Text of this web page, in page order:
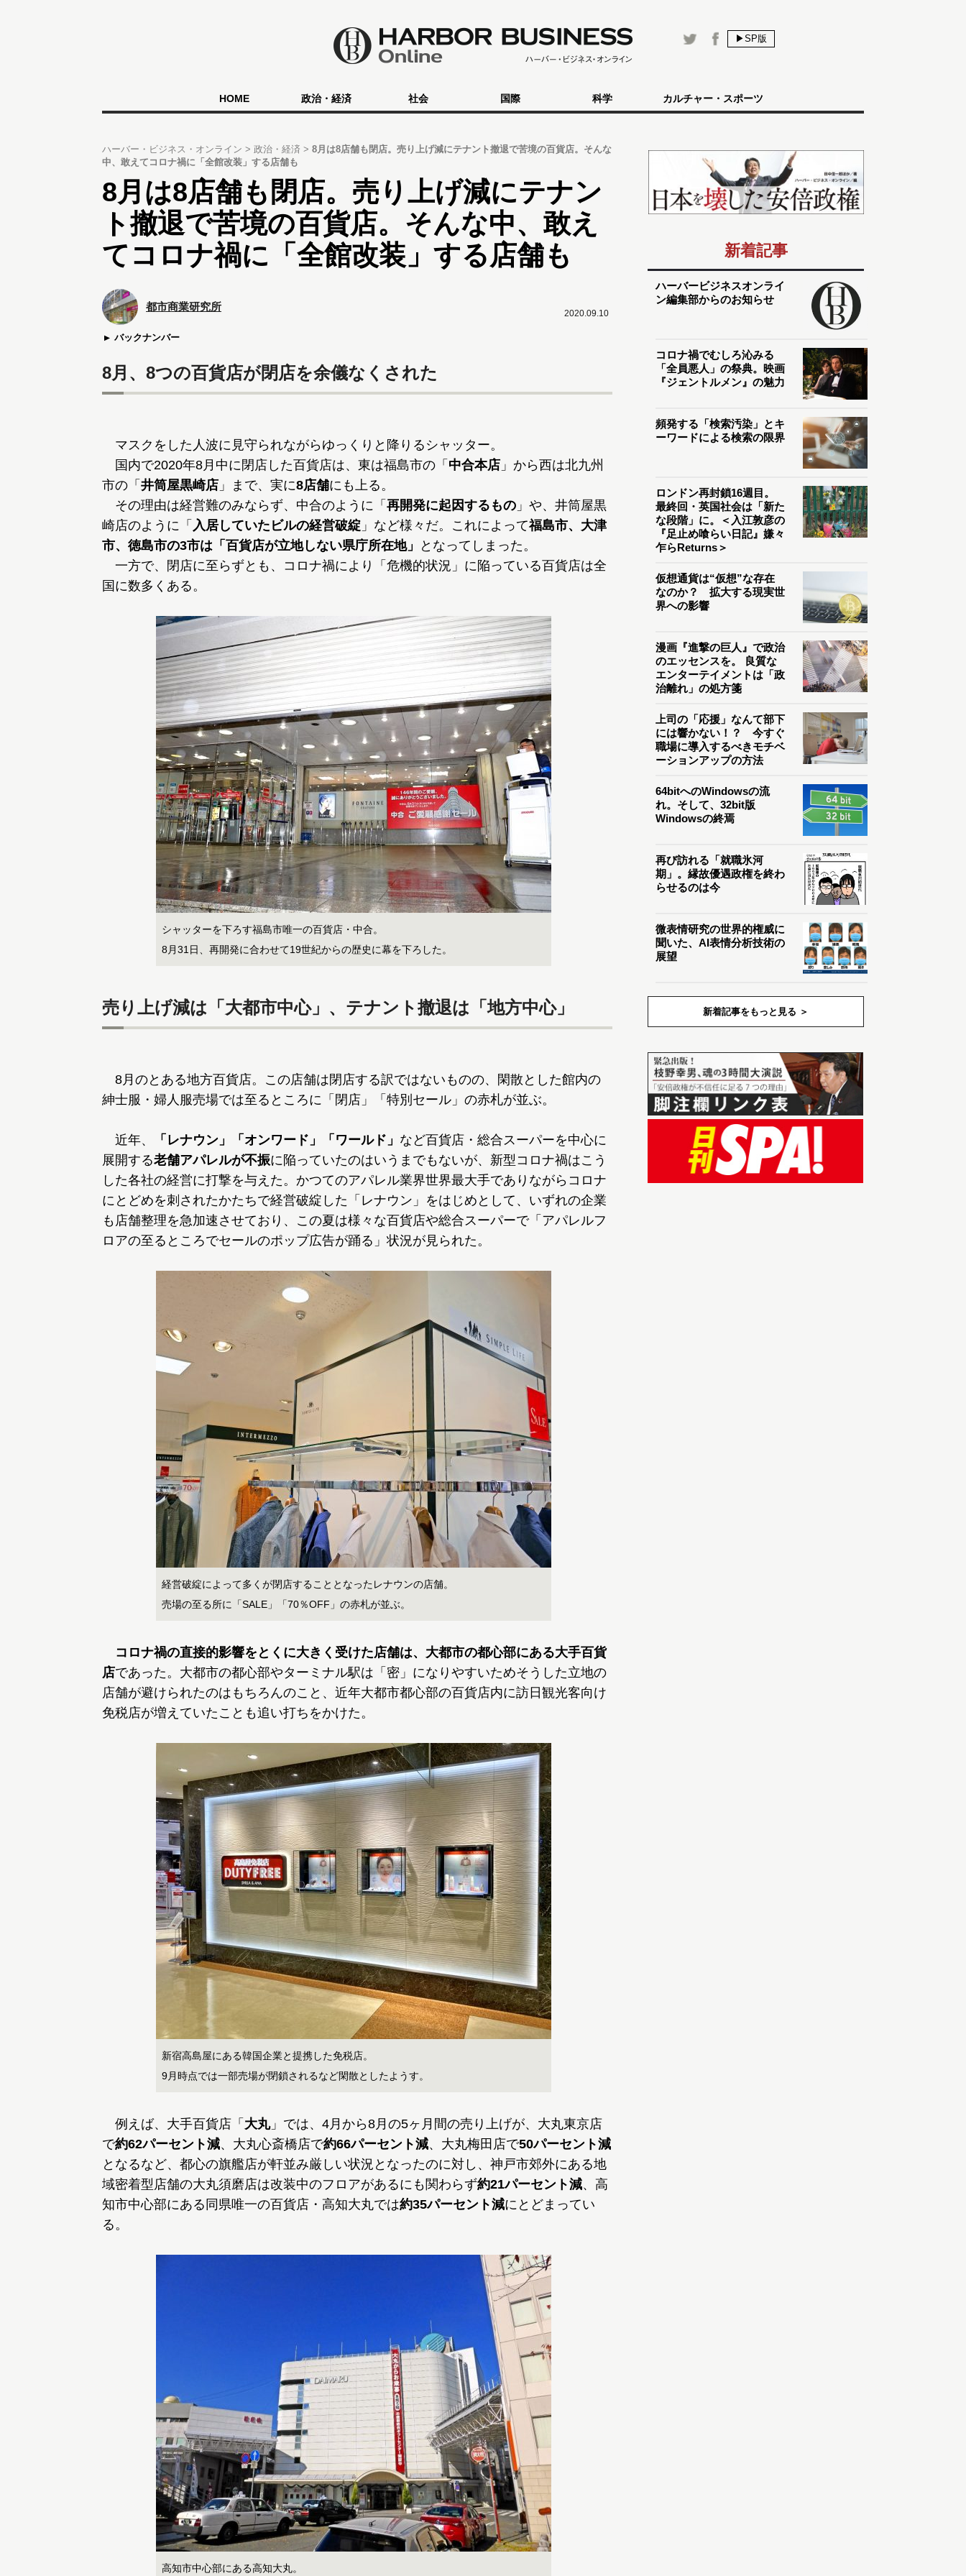
▶SP版
HOME 政治・経済 社会 国際 科学 カルチャー・スポーツ
ハーバー・ビジネス・オンライン 政治・経済
8月は8店舗も閉店。売り上げ減にテナント撤退で苦境の百貨店。そんな
中、敢えてコロナ禍に「全館改装」する店舗も
8月は8店舗も閉店。売り上げ減にテナン
ト撤退で苦境の百貨店。そんな中、敢え
てコロナ禍に「全館改装」する店舗も
2020.09.10
都市商業研究所
バックナンバー
8月、8つの百貨店が閉店を余儀なくされた
マスクをした人波に見守られながらゆっくりと降りるシャッター。
国内で2020年8月中に閉店した百貨店は、東は福島市の「 中合本店 」から西は北九州
市の「 井筒屋黒崎店 」まで、実に8店舗にも上る。
その理由は経営難のみならず、中合のように「 再開発に起因するもの 」や、井筒屋黒
崎店のように「 入居していたビルの経営破綻 」など様々だ。これによって福島市、大津
市、徳島市の3市は「百貨店が立地しない県庁所在地」
となってしまった。
一方で、閉店に至らずとも、コロナ禍により「危機的状況」に陥っている百貨店は全
国に数多くある。
シャッターを下ろす福島市唯一の百貨店・中合。
8月31日、再開発に合わせて19世紀からの歴史に幕を下ろした。
売り上げ減は「大都市中心」、テナント撤退は「地方中心」
8月のとある地方百貨店。この店舗は閉店する訳ではないものの、閑散とした館内の
紳士服・婦人服売場では至るところに「閉店」「特別セール」の赤札が並ぶ。
近年、 「レナウン」「オンワード」「ワールド」 など百貨店・総合スーパーを中心に
展開する老舗アパレルが不振に陥っていたのはいうまでもないが、新型コロナ禍はこう
した各社の経営に打撃を与えた。かつてのアパレル業界世界最大手でありながらコロナ
にとどめを刺されたかたちで経営破綻した「レナウン」をはじめとして、いずれの企業
も店舗整理を急加速させており、この夏は様々な百貨店や総合スーパーで「アパレルフ
ロアの至るところでセールのポップ広告が踊る」状況が見られた。
経営破綻によって多くが閉店することとなったレナウンの店舗。
売場の至る所に「SALE」「70％OFF」の赤札が並ぶ。
コロナ禍の直接的影響をとくに大きく受けた店舗は、大都市の都心部にある大手百貨
店であった。大都市の都心部やターミナル駅は「密」になりやすいためそうした立地の
店舗が避けられたのはもちろんのこと、近年大都市都心部の百貨店内に訪日観光客向け
免税店が増えていたことも追い打ちをかけた。
新宿高島屋にある韓国企業と提携した免税店。
9月時点では一部売場が閉鎖されるなど閑散としたようす。
例えば、大手百貨店「 大丸」では、4月から8月の5ヶ月間の売り上げが、大丸東京店
で約62パーセント減、大丸心斎橋店で約66パーセント減、大丸梅田店で50パーセント減
となるなど、都心の旗艦店が軒並み厳しい状況となったのに対し、神戸市郊外にある地
域密着型店舗の大丸須磨店は改装中のフロアがあるにも関わらず約21パーセント減、高
知市中心部にある同県唯一の百貨店・高知大丸では約35パーセント減にとどまってい
る。
高知市中心部にある高知大丸。
新着記事
ハーバービジネスオンライ
ン編集部からのお知らせ
コロナ禍でむしろ沁みる
「全員悪人」の祭典。映画
『ジェントルメン』の魅力
頻発する「検索汚染」とキ
ーワードによる検索の限界
ロンドン再封鎖16週目。
最終回・英国社会は「新た
な段階」に。＜入江敦彦の
『足止め喰らい日記』嫌々
乍らReturns＞
仮想通貨は“仮想”な存在
なのか？ 拡大する現実世
界への影響
漫画『進撃の巨人』で政治
のエッセンスを。 良質な
エンターテイメントは「政
治離れ」の処方箋
上司の「応援」なんて部下
には響かない！？ 今すぐ
職場に導入するべきモチベ
ーションアップの方法
64bitへのWindowsの流
れ。そして、32bit版
Windowsの終焉
再び訪れる「就職氷河
期」。縁故優遇政権を終わ
らせるのは今
微表情研究の世界的権威に
聞いた、AI表情分析技術の
展望
新着記事をもっと見る